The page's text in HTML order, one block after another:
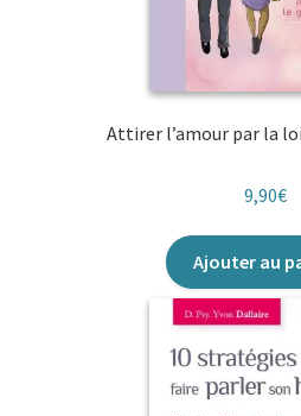
Attirer l’amour par la
9,90€
Ajouter au